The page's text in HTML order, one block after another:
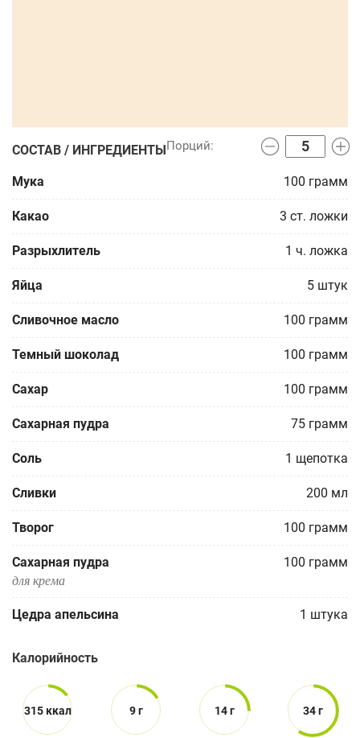
СОСТАВ / ИНГРЕДИЕНТЫ
Мука 100 грамм
Какао 3 ст. ложки
Разрыхлитель 1 ч. ложка
Яйца 5 штук
Сливочное масло 100 грамм
Темный шоколад 100 грамм
Сахар 100 грамм
Сахарная пудра 75 грамм
Соль 1 щепотка
Сливки 200 мл
Творог 100 грамм
Сахарная пудра 100 грамм
для крема
Цедра апельсина 1 штука
Калорийность
315 ккал 9 г 14 г 34 г